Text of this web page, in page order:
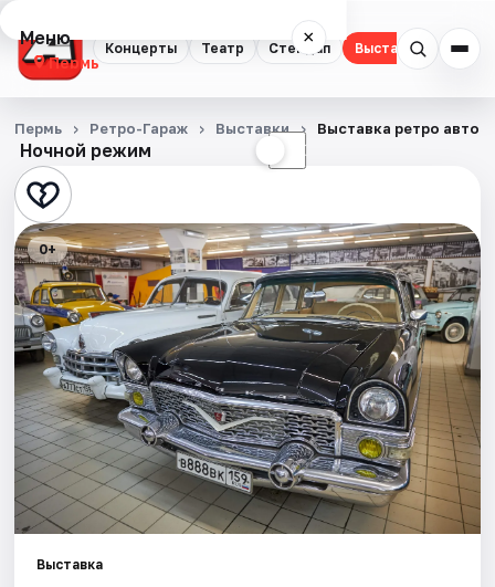
Концерты Театр Стендап Выставки
Меню ×
Пермь
Концерты
Театр
Стендап
Выставки
Квесты
Экскурсии
Спорт
События
Ночной режим ☾
Пермь Ретро-Гараж Выставки Выставка ретро
0+
Выставка